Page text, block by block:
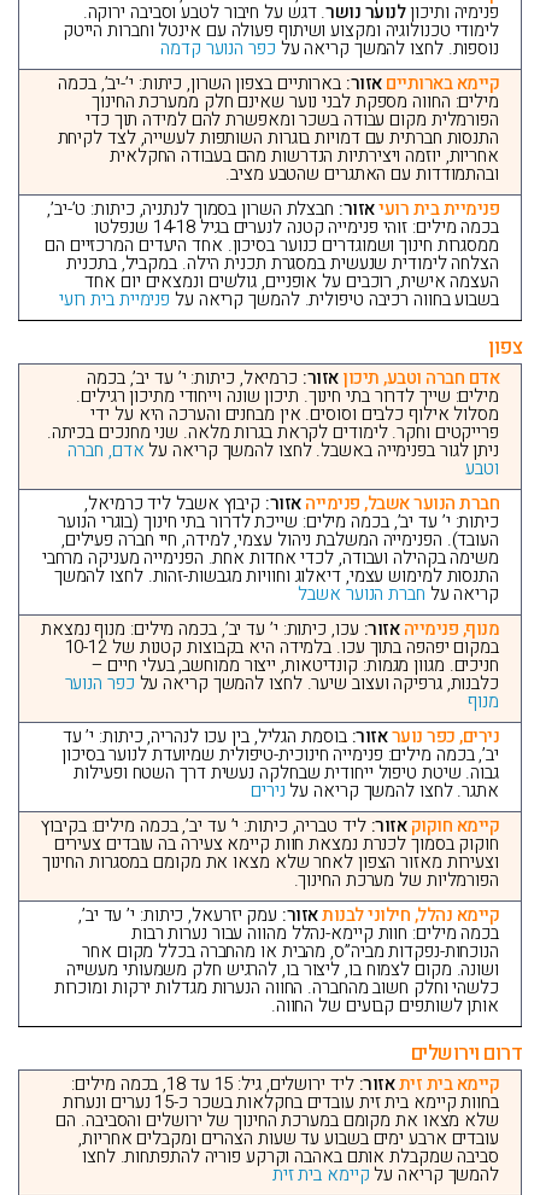
פנימיה ותיכוןלנוער נושר. דגש על חיבור לטבע וסביבה ירוקה.
לימודי טכנולוגיה ומקצוע ושיתוף פעולה עם אינטל וחברות הייטק
נוספות. לחצו להמשך קריאה על כפר הנוער קדמה
קיימא בארותייםאזור: בארותיים בצפון השרון, כיתות: י’-יב’, בכמה
מילים: החווה מספקת לבני נוער שאינם חלק ממערכת החינוך
הפורמלית מקום עבודה בשכר ומאפשרת להם למידה תוך כדי
התנסות חברתית עם דמויות בוגרות השותפות לעשייה, לצד לקיחת
אחריות, יוזמה ויצירתיות הנדרשות מהם בעבודה החקלאית
ובהתמודדות עם האתגרים שהטבע מציב.
פנימיית בית רועיאזור: חבצלת השרון בסמוך לנתניה, כיתות: ט’-יב’,
בכמה מילים: זוהי פנימייה קטנה לנערים בגיל 14-18 שנפלטו
ממסגרות חינוך ושמוגדרים כנוער בסיכון. אחד היעדים המרכזיים הם
הצלחה לימודית שנעשית במסגרת תכנית הילה. במקביל, בתכנית
העצמה אישית, רוכבים על אופניים, גולשים ונמצאים יום אחד
בשבוע בחווה רכיבה טיפולית. להמשך קריאה על פנימיית בית רועי
צפון
אדם חברה וטבע, תיכוןאזור: כרמיאל, כיתות: י’ עד יב’, בכמה
מילים: שייך לדרור בתי חינוך. תיכון שונה וייחודי מתיכון רגילים.
מסלול אילוף כלבים וסוסים. אין מבחנים והערכה היא על ידי
פרייקטים וחקר. לימודים לקראת בגרות מלאה. שני מחנכים בכיתה.
ניתן לגור בפנימייה באשבל. לחצו להמשך קריאה עלאדם, חברה
וטבע
חברת הנוער אשבל, פנימייהאזור: קיבוץ אשבל ליד כרמיאל,
כיתות: י’ עד יב’, בכמה מילים: שייכת לדרור בתי חינוך (בוגרי הנוער
העובד). הפנימייה המשלבת ניהול עצמי, למידה, חיי חברה פעילים,
משימה בקהילה ועבודה, לכדי אחדות אחת. הפנימייה מעניקה מרחבי
התנסות למימוש עצמי, דיאלוג וחוויות מגבשות-זהות. לחצו להמשך
קריאה על חברת הנוער אשבל
מנוף, פנימייהאזור: עכו, כיתות: י’ עד יב’, בכמה מילים: מנוף נמצאת
במקום יפהפה בתוך עכו. בלמידה היא בקבוצות קטנות של 10-12
חניכים. מגוון מגמות: קונדיטאות, ייצור ממוחשב, בעלי חיים –
כלבנות, גרפיקה ועצוב שיער. לחצו להמשך קריאה על כפר הנוער
מנוף
נירים, כפר נועראזור: בוסמת הגליל, בין עכו לנהריה, כיתות: י’ עד
יב’, בכמה מילים: פנימייה חינוכית-טיפולית שמיועדת לנוער בסיכון
גבוה. שיטת טיפול ייחודית שבחלקה נעשית דרך השטח ופעילות
אתגר. לחצו להמשך קריאה עלנירים
קיימא חוקוקאזור: ליד טבריה, כיתות: י’ עד יב’, בכמה מילים: בקיבוץ
חוקוק בסמוך לכנרת נמצאת חוות קיימא צעירה בה עובדים צעירים
וצעירות מאזור הצפון לאחר שלא מצאו את מקומם במסגרות החינוך
הפורמליות של מערכת החינוך.
קיימא נהלל, חילוני לבנותאזור: עמק יזרעאל, כיתות: י’ עד יב’,
בכמה מילים: חוות קיימא-נהלל מהווה עבור נערות רבות
הנוכחות-נפקדות מביה”ס, מהבית או מהחברה בכלל מקום אחר
ושונה. מקום לצמוח בו, ליצור בו, להרגיש חלק משמעותי מעשייה
כלשהי וחלק חשוב מהחברה. החווה הנערות מגדלות ירקות ומוכרות
אותן לשותפים קבועים של החווה.
דרום וירושלים
קיימא בית זיתאזור: ליד ירושלים, גיל: 15 עד 18, בכמה מילים:
בחוות קיימא בית זית עובדים בחקלאות בשכר כ-15 נערים ונערות
שלא מצאו את מקומם במערכת החינוך של ירושלים והסביבה. הם
עובדים ארבע ימים בשבוע עד שעות הצהרים ומקבלים אחריות,
סביבה שמקבלת אותם באהבה וקרקע פוריה להתפתחות. לחצו
להמשך קריאה עלקיימא בית זית